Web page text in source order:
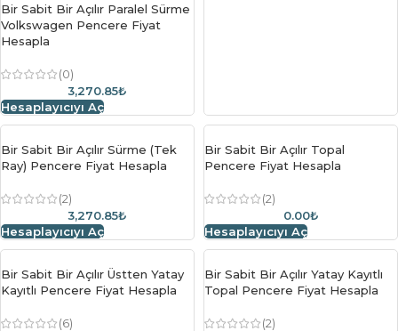
Bir Sabit Bir Açılır Paralel Sürme
Volkswagen Pencere Fiyat
Hesapla
(0)
3,270.85₺
Hesaplayıcıyı Aç
Bir Sabit Bir Açılır Sürme (Tek
Ray) Pencere Fiyat Hesapla
(2)
3,270.85₺
Hesaplayıcıyı Aç
Bir Sabit Bir Açılır Topal
Pencere Fiyat Hesapla
(2)
0.00₺
Hesaplayıcıyı Aç
Bir Sabit Bir Açılır Üstten Yatay
Kayıtlı Pencere Fiyat Hesapla
(6)
Bir Sabit Bir Açılır Yatay Kayıtlı
Topal Pencere Fiyat Hesapla
(2)